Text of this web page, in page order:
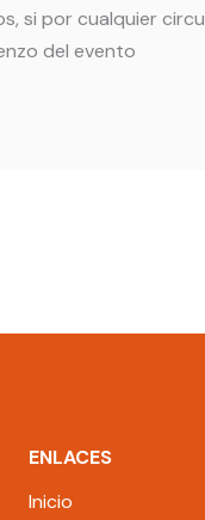
si por cualquier
del evento
ENLACES
Inicio